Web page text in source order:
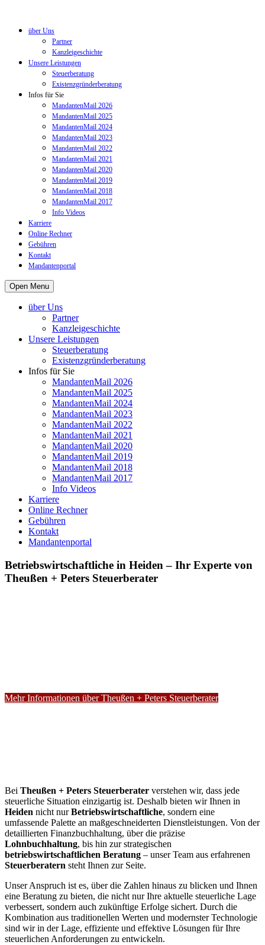
über Uns
Partner
Kanzleigeschichte
Unsere Leistungen
Steuerberatung
Existenzgründerberatung
Infos für Sie
MandantenMail 2026
MandantenMail 2025
MandantenMail 2024
MandantenMail 2023
MandantenMail 2022
MandantenMail 2021
MandantenMail 2020
MandantenMail 2019
MandantenMail 2018
MandantenMail 2017
Info Videos
Karriere
Online Rechner
Gebühren
Kontakt
Mandantenportal
Open Menu
über Uns
Partner
Kanzleigeschichte
Unsere Leistungen
Steuerberatung
Existenzgründerberatung
Infos für Sie
MandantenMail 2026
MandantenMail 2025
MandantenMail 2024
MandantenMail 2023
MandantenMail 2022
MandantenMail 2021
MandantenMail 2020
MandantenMail 2019
MandantenMail 2018
MandantenMail 2017
Info Videos
Karriere
Online Rechner
Gebühren
Kontakt
Mandantenportal
Betriebswirtschaftliche in Heiden – Ihr Experte von
Theußen + Peters Steuerberater
Mehr Informationen über Theußen + Peters Steuerberater
Bei Theußen + Peters Steuerberater verstehen wir, dass jede
steuerliche Situation einzigartig ist. Deshalb bieten wir Ihnen in
Heiden nicht nurBetriebswirtschaftliche, sondern eine
umfassende Palette an maßgeschneiderten Dienstleistungen. Von der
detaillierten Finanzbuchhaltung, über die präzise
Lohnbuchhaltung, bis hin zur strategischen
betriebswirtschaftlichen Beratung – unser Team aus erfahrenen
Steuerberatern steht Ihnen zur Seite.
Unser Anspruch ist es, über die Zahlen hinaus zu blicken und Ihnen
eine Beratung zu bieten, die nicht nur Ihre aktuelle steuerliche Lage
verbessert, sondern auch zukünftige Erfolge sichert. Durch die
Kombination aus traditionellen Werten und modernster Technologie
sind wir in der Lage, effiziente und effektive Lösungen für Ihre
steuerlichen Anforderungen zu entwickeln.